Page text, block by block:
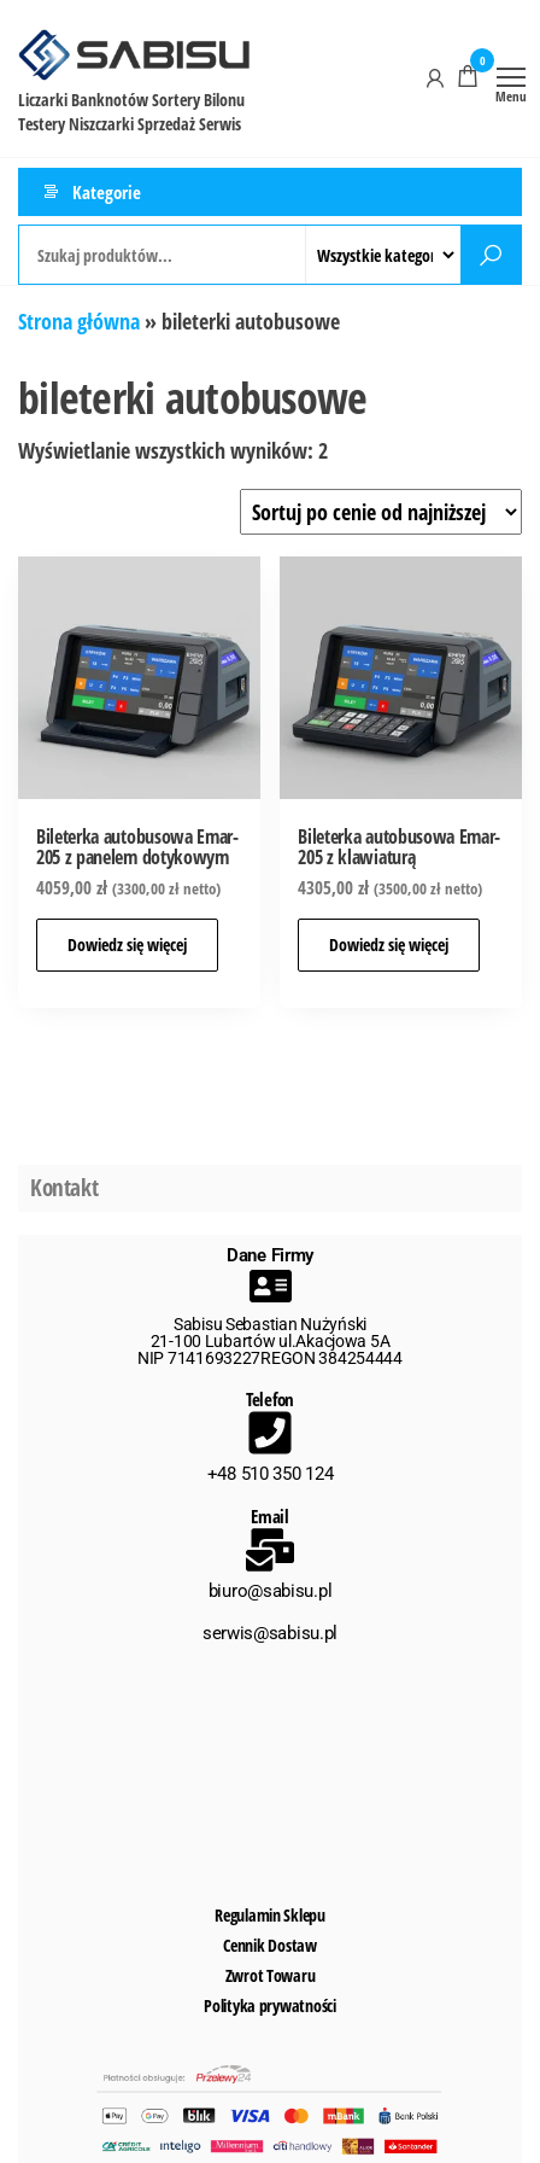
Liczarki Banknotów Sortery Bilonu
Testery Niszczarki Sprzedaż Serwis
0
Menu
Kategorie
Strona główna » bileterki autobusowe
bileterki autobusowe
Wyświetlanie wszystkich wyników: 2
Bileterka autobusowa Emar-
205 z panelem dotykowym
4059,00zł (3300,00złnetto)
Dowiedz się więcej
Bileterka autobusowa Emar-
205 z klawiaturą
4305,00zł (3500,00złnetto)
Dowiedz się więcej
Kontakt
Dane Firmy
Sabisu Sebastian Nużyński
21-100 Lubartów ul.Akacjowa 5A
NIP 7141693227REGON 384254444
Telefon
+48 510 350 124
Email
biuro@sabisu.pl
serwis@sabisu.pl
Regulamin Sklepu
Cennik Dostaw
Zwrot Towaru
Polityka prywatności